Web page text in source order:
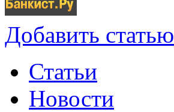
Добавить статью
Статьи
Новости